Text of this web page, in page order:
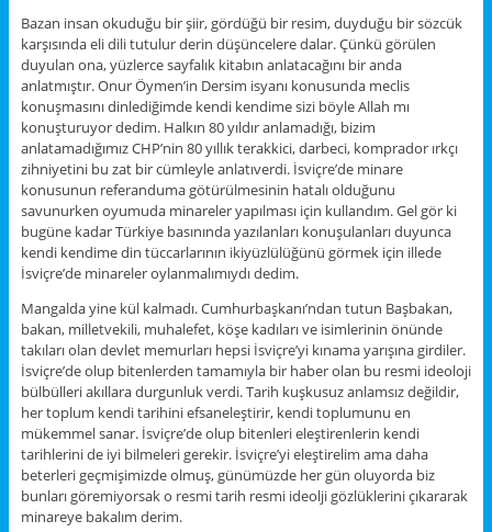
Bazan insan okuduğu bir şiir, gördüğü bir resim, duyduğu bir sözcük
karşısında eli dili tutulur derin düşüncelere dalar. Çünkü görülen
duyulan ona, yüzlerce sayfalık kitabın anlatacağını bir anda
anlatmıştır. Onur Öymen’in Dersim isyanı konusunda meclis
konuşmasını dinlediğimde kendi kendime sizi böyle Allah mı
konuşturuyor dedim. Halkın 80 yıldır anlamadığı, bizim
anlatamadığımız CHP’nin 80 yıllık terakkici, darbeci, komprador ırkçı
zihniyetini bu zat bir cümleyle anlatıverdi. İsviçre’de minare
konusunun referanduma götürülmesinin hatalı olduğunu
savunurken oyumuda minareler yapılması için kullandım. Gel gör ki
bugüne kadar Türkiye basınında yazılanları konuşulanları duyunca
kendi kendime din tüccarlarının ikiyüzlülüğünü görmek için illede
İsviçre’de minareler oylanmalımıydı dedim.
Mangalda yine kül kalmadı. Cumhurbaşkanı’ndan tutun Başbakan,
bakan, milletvekili, muhalefet, köşe kadıları ve isimlerinin önünde
takıları olan devlet memurları hepsi İsviçre’yi kınama yarışına girdiler.
İsviçre’de olup bitenlerden tamamıyla bir haber olan bu resmi ideoloji
bülbülleri akıllara durgunluk verdi. Tarih kuşkusuz anlamsız değildir,
her toplum kendi tarihini efsaneleştirir, kendi toplumunu en
mükemmel sanar. İsviçre’de olup bitenleri eleştirenlerin kendi
tarihlerini de iyi bilmeleri gerekir. İsviçre’yi eleştirelim ama daha
beterleri geçmişimizde olmuş, günümüzde her gün oluyorda biz
bunları göremiyorsak o resmi tarih resmi ideolji gözlüklerini çıkararak
minareye bakalım derim.